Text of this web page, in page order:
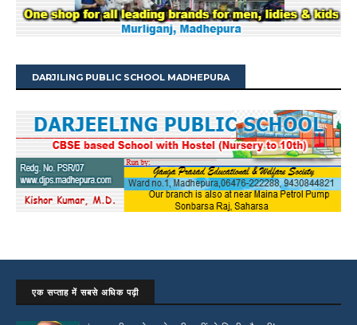
DARJILING PUBLIC SCHOOL MADHEPURA
एक सप्ताह में सबसे अधिक पढ़ी